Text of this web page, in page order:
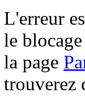
L'erreur
le
la page
trouverez